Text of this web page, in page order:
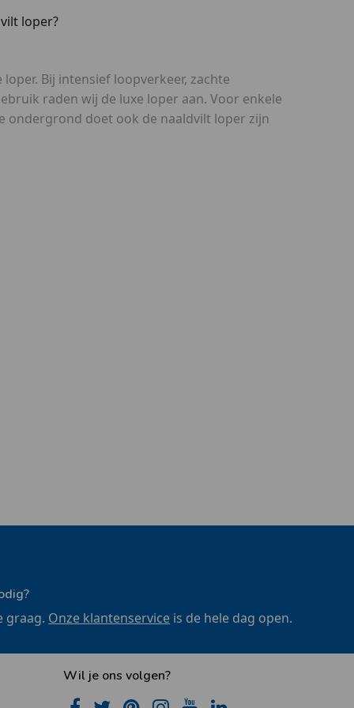
loper?
Bij intensief loopverkeer, zachte
raden wij de luxe loper aan. Voor enkele
ondergrond doet ook de naaldvilt loper zijn
graag. Onze klantenservice is de hele dag open.
Wil je ons volgen?